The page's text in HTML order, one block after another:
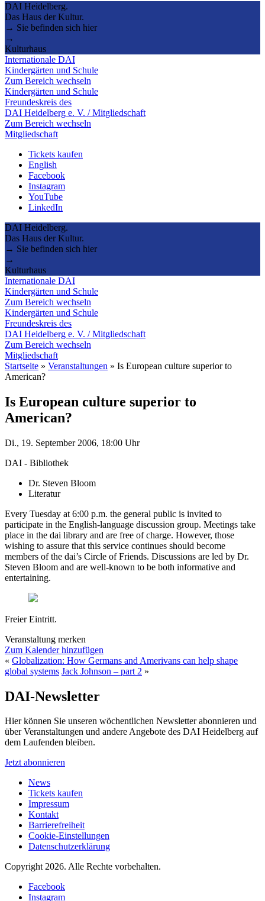
DAI Heidelberg.
Das Haus der Kultur.
→ Sie befinden sich hier
→
Kulturhaus
Internationale DAI
Kindergärten und Schule
Zum Bereich wechseln
Kindergärten und Schule
Freundeskreis des
DAI Heidelberg e. V. / Mitgliedschaft
Zum Bereich wechseln
Mitgliedschaft
Tickets kaufen
English
Facebook
Instagram
YouTube
LinkedIn
DAI Heidelberg.
Das Haus der Kultur.
→ Sie befinden sich hier
→
Kulturhaus
Internationale DAI
Kindergärten und Schule
Zum Bereich wechseln
Kindergärten und Schule
Freundeskreis des
DAI Heidelberg e. V. / Mitgliedschaft
Zum Bereich wechseln
Mitgliedschaft
Startseite » Veranstaltungen » Is European culture superior to
American?
Is European culture superior to
American?
Di., 19. September 2006, 18:00 Uhr
DAI - Bibliothek
Dr. Steven Bloom
Literatur
Every Tuesday at 6:00 p.m. the general public is invited to
participate in the English-language discussion group. Meetings take
place in the dai library and are free of charge. However, those
wishing to assure that this service continues should become
members of the dai’s Circle of Friends. Discussions are led by Dr.
Steven Bloom and are well-known to be both informative and
entertaining.
Freier Eintritt.
Veranstaltung merken
Zum Kalender hinzufügen
« Globalization: How Germans and Amerivans can help shape
global systems Jack Johnson – part 2 »
DAI-Newsletter
Hier können Sie unseren wöchentlichen Newsletter abonnieren und
über Veranstaltungen und andere Angebote des DAI Heidelberg auf
dem Laufenden bleiben.
Jetzt abonnieren
News
Tickets kaufen
Impressum
Kontakt
Barrierefreiheit
Cookie-Einstellungen
Datenschutzerklärung
Copyright 2026. Alle Rechte vorbehalten.
Facebook
Instagram